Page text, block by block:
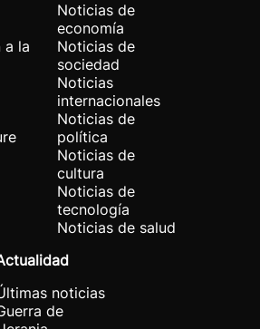
a la
Noticias de
economía
Noticias de
sociedad
Noticias
internacionales
Noticias de
política
Noticias de
cultura
Noticias de
tecnología
Noticias de salud
noticias
de